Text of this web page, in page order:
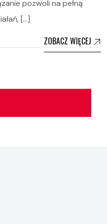
pozwoli na pełną
[…]
ZOBACZ WIĘCEJ